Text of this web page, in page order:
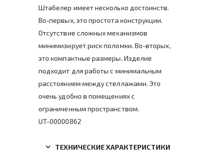
Штабелер имеет несколько достоинств.
Во-первых, это простота конструкции.
Отсутствие сложных механизмов
минимизирует риск поломки. Во-вторых,
это компактные размеры. Изделие
подходит для работы с минимальным
расстоянием между стеллажами. Это
очень удобно в помещениях с
ограниченным пространством.
UT-00000862
ТЕХНИЧЕСКИЕ ХАРАКТЕРИСТИКИ